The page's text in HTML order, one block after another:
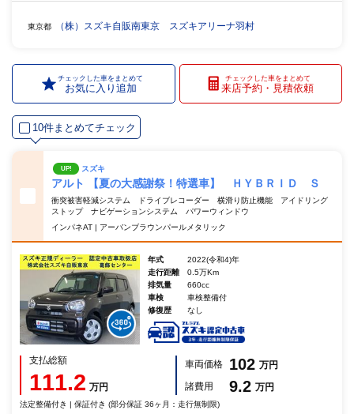
東京都 （株）スズキ自販南東京 スズキアリーナ羽村
チェックした車をまとめて
お気に入り追加
チェックした車をまとめて
来店予約・見積依頼
10件まとめてチェック
UP! スズキ
アルト 【夏の大感謝祭！特選車】 ＨＹＢＲＩＤ Ｓ
衝突被害軽減システム ドライブレコーダー 横滑り防止機能 アイドリング
ストップ ナビゲーションシステム パワーウィンドウ
インパネAT | アーバンブラウンパールメタリック
年式
2022(令和4)年
走行距離
0.5万Km
排気量
660cc
車検
車検整備付
修復歴
なし
支払総額
111.2 万円
車両価格 102 万円
諸費用
9.2 万円
法定整備付き | 保証付き (部分保証 36ヶ月：走行無制限)